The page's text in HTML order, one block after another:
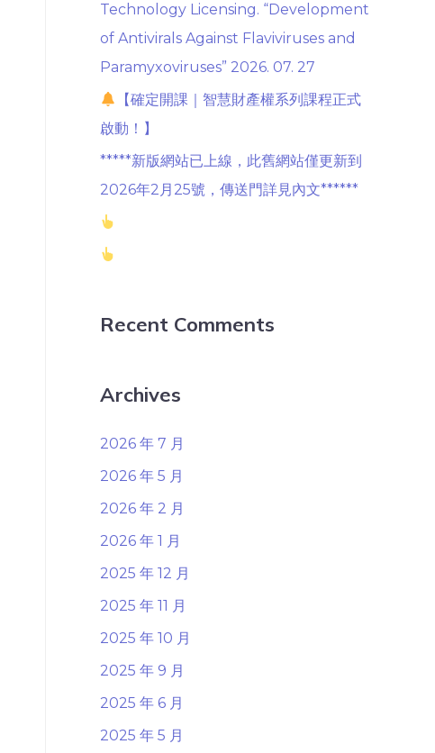
Technology Licensing. “Development
of Antivirals Against Flaviviruses and
Paramyxoviruses” 2026. 07. 27
【確定開課｜智慧財產權系列課程正式
啟動！】
*****新版網站已上線，此舊網站僅更新到
2026年2月25號，傳送門詳見內文******
Recent Comments
Archives
2026 年 7 月
2026 年 5 月
2026 年 2 月
2026 年 1 月
2025 年 12 月
2025 年 11 月
2025 年 10 月
2025 年 9 月
2025 年 6 月
2025 年 5 月